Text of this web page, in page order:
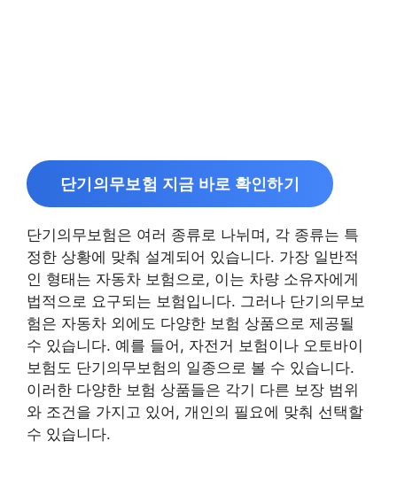
단기의무보험 지금 바로 확인하기
단기의무보험은 여러 종류로 나뉘며, 각 종류는 특
정한 상황에 맞춰 설계되어 있습니다. 가장 일반적
인 형태는 자동차 보험으로, 이는 차량 소유자에게
법적으로 요구되는 보험입니다. 그러나 단기의무보
험은 자동차 외에도 다양한 보험 상품으로 제공될
수 있습니다. 예를 들어, 자전거 보험이나 오토바이
보험도 단기의무보험의 일종으로 볼 수 있습니다.
이러한 다양한 보험 상품들은 각기 다른 보장 범위
와 조건을 가지고 있어, 개인의 필요에 맞춰 선택할
수 있습니다.